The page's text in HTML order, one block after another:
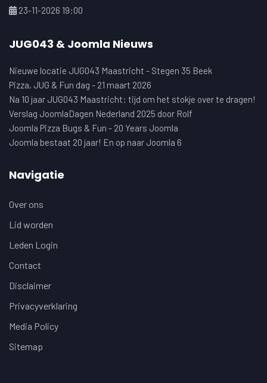
23-11-2026 19:00
JUG043 & Joomla Nieuws
Nieuwe locatie JUG043 Maastricht - Stegen 35 Beek
Pizza, JUG & Fun dag - 21 maart 2026
Na 10 jaar JUG043 Maastricht: tijd om het stokje over te dragen!
Verslag JoomlaDagen Nederland 2025 door Rolf
Joomla Pizza Bugs & Fun - 20 Years Joomla
Joomla bestaat 20 jaar! En op naar Joomla 6
Navigatie
Over ons
Lid worden
Leden Login
Contact
Disclaimer
Privacyverklaring
Media Policy
Sitemap